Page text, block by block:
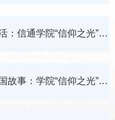
时刻感党恩，共创新生活：信通学院“信仰之光”宣讲团赴昭觉县沐恩邸社区开展实践调研
两校联动宣讲，讲好中国故事：学院“信仰之光”宣讲团与西南财大实践队携手走进三河村